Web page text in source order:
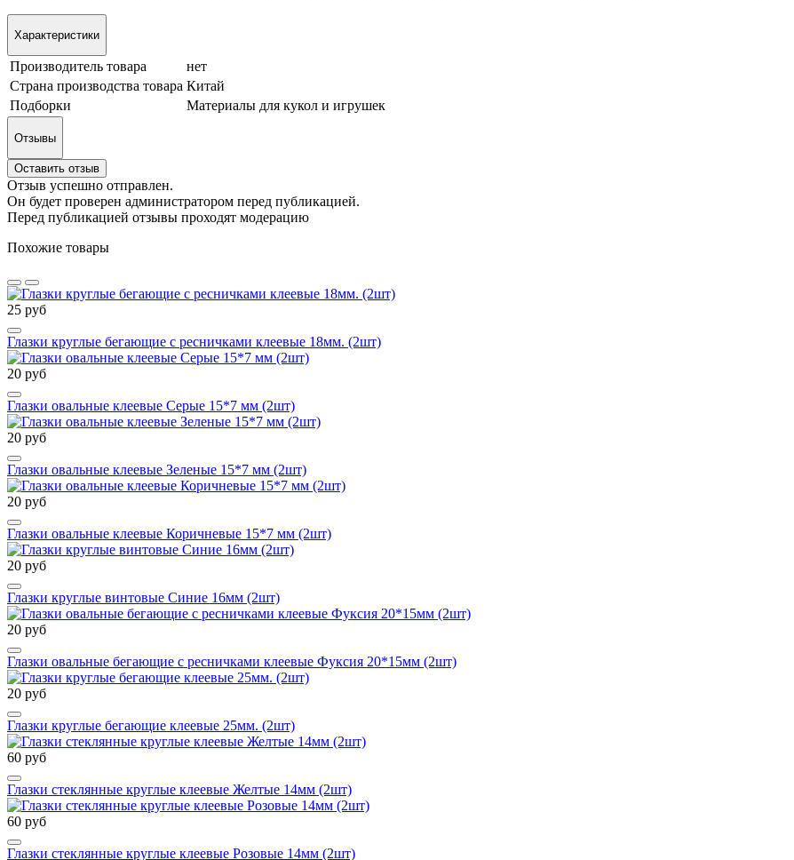
Характеристики
Производитель товара
нет
Страна производства товара Китай
Подборки
Материалы для кукол и игрушек
Отзывы
Оставить отзыв
Отзыв успешно отправлен.
Он будет проверен администратором перед публикацией.
Перед публикацией отзывы проходят модерацию
Похожие товары
25 руб
Глазки круглые бегающие с ресничками клеевые 18мм. (2шт)
20 руб
Глазки овальные клеевые Серые 15*7 мм (2шт)
20 руб
Глазки овальные клеевые Зеленые 15*7 мм (2шт)
20 руб
Глазки овальные клеевые Коричневые 15*7 мм (2шт)
20 руб
Глазки круглые винтовые Синие 16мм (2шт)
20 руб
Глазки овальные бегающие с ресничками клеевые Фуксия 20*15мм (2шт)
20 руб
Глазки круглые бегающие клеевые 25мм. (2шт)
60 руб
Глазки стеклянные круглые клеевые Желтые 14мм (2шт)
60 руб
Глазки стеклянные круглые клеевые Розовые 14мм (2шт)